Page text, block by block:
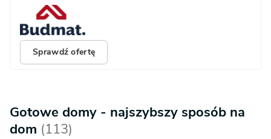
Sprawdź ofertę
Gotowe domy - najszybszy sposób na
dom (113)